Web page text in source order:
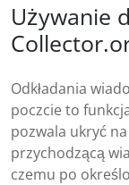
Używanie
Odkładania
poczcie to
pozwala ukryć
przychodzącą
czemu po